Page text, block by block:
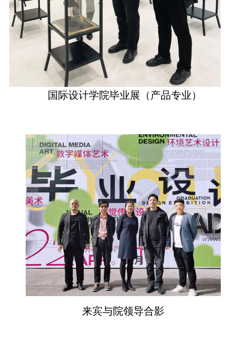
国际设计学院毕业展（产品专业）
来宾与院领导合影